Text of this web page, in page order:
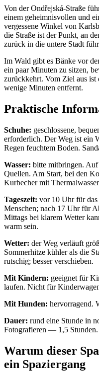
Von der Ondřejská-Straße
einem geheimnisvollen und
vergessene Winkel von
die Straße ist der Punkt, an
zurück in die untere Stadt
Im Wald gibt es Bänke vor
ein paar Minuten zu sitzen,
zurückkehrt. Vom Ziel aus ist
wenige Minuten entfernt.
Praktische
Schuhe: geschlossene,
erforderlich. Der Weg ist ein
Regen feuchtem Boden.
Wasser: bitte mitbringen. Auf
Quellen. Am Start, bei den
Kurbecher mit
Tageszeit: vor 10 Uhr für
Menschen; nach 17 Uhr für
Mittags bei klarem Wetter
warm sein.
Wetter: der Weg verläuft
Sommerhitze kühler als die
rutschig; besser verschieben.
Mit Kindern: geeignet für
laufen. Nicht für
Mit Hunden: hervorragend.
Dauer: rund eine Stunde in
Fotografieren — 1,5 Stunden.
Warum dieser
ein Spaziergang